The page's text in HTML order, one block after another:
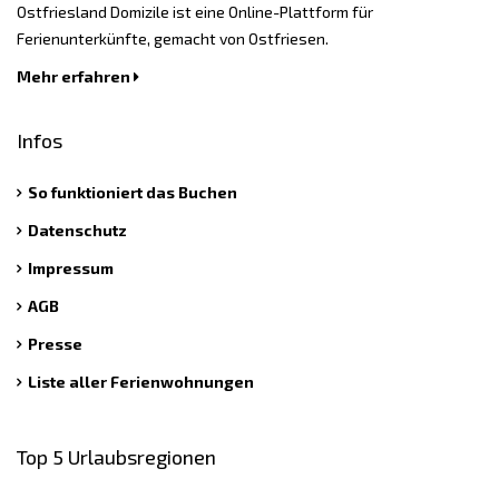
Ostfriesland Domizile ist eine Online-Plattform für
Ferienunterkünfte, gemacht von Ostfriesen.
Mehr erfahren
Infos
So funktioniert das Buchen
Datenschutz
Impressum
AGB
Presse
Liste aller Ferienwohnungen
Top 5 Urlaubsregionen